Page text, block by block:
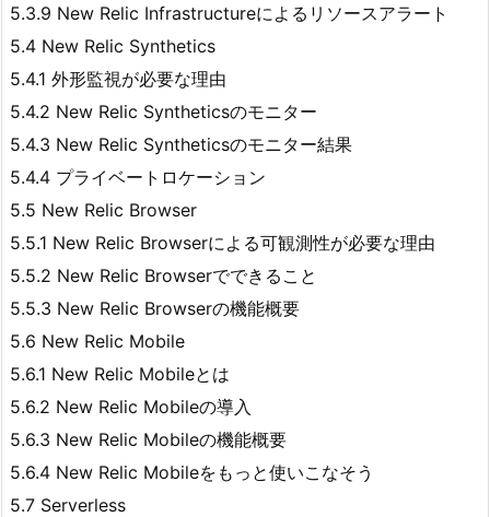
5.3.9 New Relic Infrastructureによるリソースアラート
5.4 New Relic Synthetics
5.4.1 外形監視が必要な理由
5.4.2 New Relic Syntheticsのモニター
5.4.3 New Relic Syntheticsのモニター結果
5.4.4 プライベートロケーション
5.5 New Relic Browser
5.5.1 New Relic Browserによる可観測性が必要な理由
5.5.2 New Relic Browserでできること
5.5.3 New Relic Browserの機能概要
5.6 New Relic Mobile
5.6.1 New Relic Mobileとは
5.6.2 New Relic Mobileの導入
5.6.3 New Relic Mobileの機能概要
5.6.4 New Relic Mobileをもっと使いこなそう
5.7 Serverless